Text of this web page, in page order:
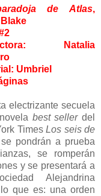
de Atlas,
Natalia
Umbriel
electrizante secuela
best sellerdel
TimesLos seis de
pondrán a prueba
se romperán
y se presentará a
Alejandrina
que es: una orden